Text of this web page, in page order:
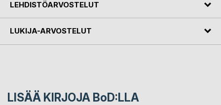
LEHDISTÖARVOSTELUT
LUKIJA-ARVOSTELUT
LISÄÄ KIRJOJA BoD:LLA